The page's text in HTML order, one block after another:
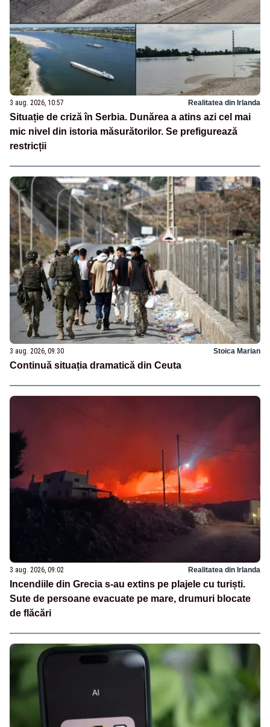
3 aug. 2026, 10:57 Realitatea din Irlanda
Situație de criză în Serbia. Dunărea a atins azi cel mai
mic nivel din istoria măsurătorilor. Se prefigurează
restricții
3 aug. 2026, 09:30 Stoica Marian
Continuă situația dramatică din Ceuta
3 aug. 2026, 09:02 Realitatea din Irlanda
Incendiile din Grecia s-au extins pe plajele cu turiști.
Sute de persoane evacuate pe mare, drumuri blocate
de flăcări